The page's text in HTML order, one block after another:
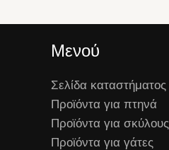
Μενού
Σελίδα καταστήματος
Προϊόντα για πτηνά
Προϊόντα για σκύλους
Προϊόντα για γάτες